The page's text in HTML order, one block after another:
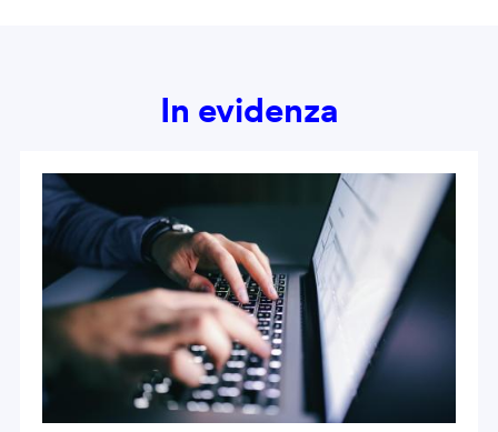
In evidenza